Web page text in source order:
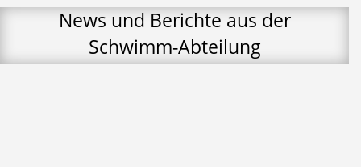
News und Berichte aus der
Schwimm-Abteilung